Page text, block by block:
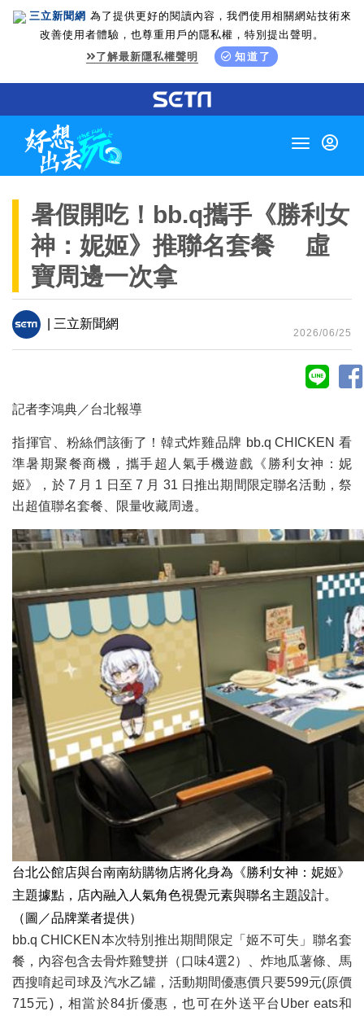
三立新聞網 為了提供更好的閱讀內容，我們使用相關網站技術來
改善使用者體驗，也尊重用戶的隱私權，特別提出聲明。
了解最新隱私權聲明
知道了
Toggle
暑假開吃！bb.q攜手《勝利女
神：妮姬》推聯名套餐 虛
寶周邊一次拿
| 三立新聞網
2026/06/25
記者李鴻典／台北報導
指揮官、粉絲們該衝了！韓式炸雞品牌 bb.q CHICKEN 看
準暑期聚餐商機，攜手超人氣手機遊戲《勝利女神：妮
姬》，於 7 月 1 日至 7 月 31 日推出期間限定聯名活動，祭
出超值聯名套餐、限量收藏周邊。
台北公館店與台南南紡購物店將化身為《勝利女神：妮姬》
主題據點，店內融入人氣角色視覺元素與聯名主題設計。
（圖／品牌業者提供）
bb.q CHICKEN本次特別推出期間限定「姬不可失」聯名套
餐，內容包含去骨炸雞雙拼（口味4選2）、炸地瓜薯條、馬
西搜唷起司球及汽水乙罐，活動期間優惠價只要599元(原價
715元)，相當於84折優惠，也可在外送平台Uber eats和